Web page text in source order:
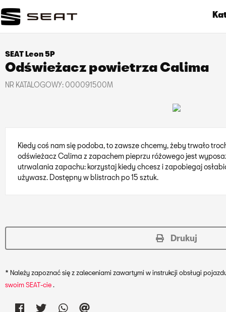
SEAT Leon 5P
Odświeżacz powietrza Calima
NR KATALOGOWY: 000091500M
Kiedy coś nam się podoba, to zawsze chcemy, żeby trwało
odświeżacz Calima z zapachem pieprzu różowego jest
utrwalania zapachu: korzystaj kiedy chcesz i zapobiegaj
używasz. Dostępny w blistrach po 15 sztuk.
Drukuj
* Należy zapoznać się z zaleceniami zawartymi w instrukcji obsługi
swoim SEAT-cie.